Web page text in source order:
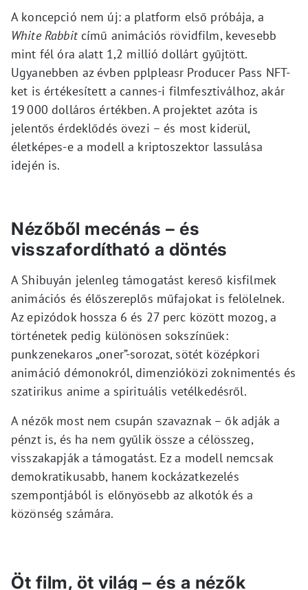
A koncepció nem új: a platform első próbája, a
White Rabbitcímű animációs rövidfilm, kevesebb
mint fél óra alatt 1,2 millió dollárt gyűjtött.
Ugyanebben az évben pplpleasr Producer Pass NFT-
ket is értékesített a cannes-i filmfesztiválhoz, akár
19 000 dolláros értékben. A projektet azóta is
jelentős érdeklődés övezi – és most kiderül,
életképes-e a modell a kriptoszektor lassulása
idején is.
Nézőből mecénás – és
visszafordítható a döntés
A Shibuyán jelenleg támogatást kereső kisfilmek
animációs és élőszereplős műfajokat is felölelnek.
Az epizódok hossza 6 és 27 perc között mozog, a
történetek pedig különösen sokszínűek:
punkzenekaros „oner”-sorozat, sötét középkori
animáció démonokról, dimenzióközi zoknimentés és
szatirikus anime a spirituális vetélkedésről.
A nézők most nem csupán szavaznak – ők adják a
pénzt is, és ha nem gyűlik össze a célösszeg,
visszakapják a támogatást. Ez a modell nemcsak
demokratikusabb, hanem kockázatkezelés
szempontjából is előnyösebb az alkotók és a
közönség számára.
Öt film, öt világ – és a nézők